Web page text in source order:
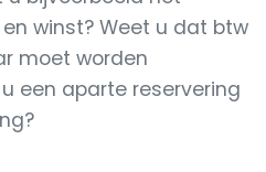
winst? Weet u dat btw
moet worden
een aparte reservering